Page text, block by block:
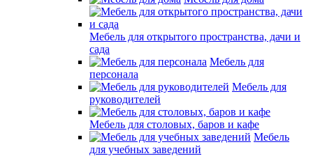
Мебель для открытого пространства, дачи и
сада
Мебель для
персонала
Мебель для
руководителей
Мебель для столовых, баров и кафе
Мебель
для учебных заведений